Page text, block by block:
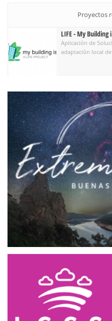
Proyectos
LIFE - My Building
Aplicación de
adaptación local